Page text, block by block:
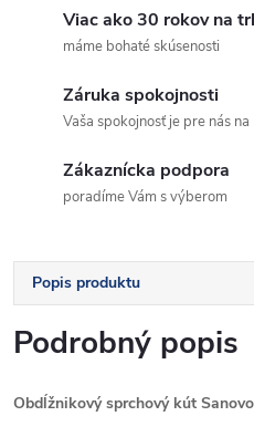
Viac ako 30 rokov na
máme bohaté skúsenosti
Záruka spokojnosti
Vaša spokojnosť je pre nás
Zákaznícka podpora
poradíme Vám s výberom
Popis produktu
Podrobný popis
Obdĺžnikový sprchový kút